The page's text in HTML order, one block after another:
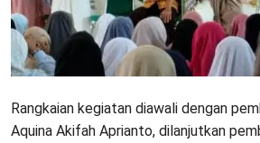
Rangkaian kegiatan diawali dengan
Aquina Akifah Aprianto, dilanjutkan